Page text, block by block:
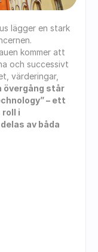
lägger en stark
kommer att
och successivt
värderingar,
övergång står
– ett
roll i
av båda